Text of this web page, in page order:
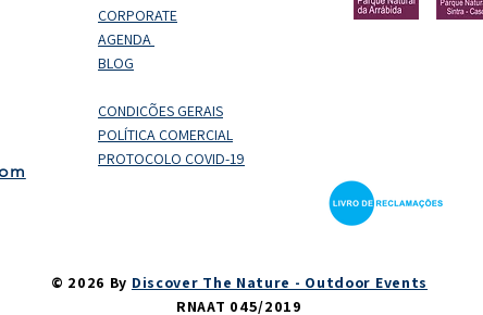
CORPORATE
AGENDA
BLOG
CONDIÇÕES GERAIS
POLÍTICA COMERCIAL
PROTOCOLO COVID-19
© 2026 By Discover The Nature - Outdoor Events
RNAAT 045/2019